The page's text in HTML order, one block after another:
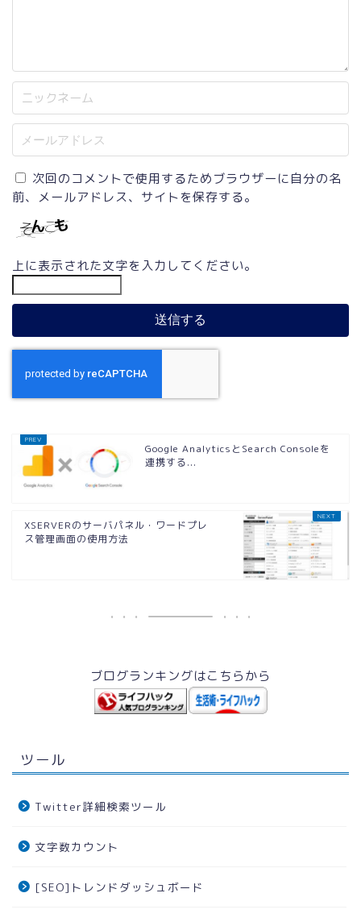
次回のコメントで使用するためブラウザーに自分の名
前、メールアドレス、サイトを保存する。
上に表示された文字を入力してください。
Google AnalyticsとSearch Consoleを
連携する...
XSERVERのサーバパネル・ワードプレ
ス管理画面の使用方法
ブログランキングはこちらから
ツール
Twitter詳細検索ツール
文字数カウント
[SEO]トレンドダッシュボード